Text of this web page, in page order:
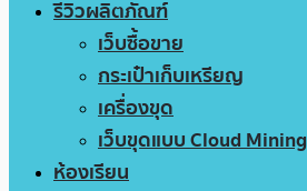
รีวิวผลิตภัณฑ์
เว็บซื้อขาย
กระเป๋าเก็บเหรียญ
เครื่องขุด
เว็บขุดแบบ Cloud Mining
ห้องเรียน